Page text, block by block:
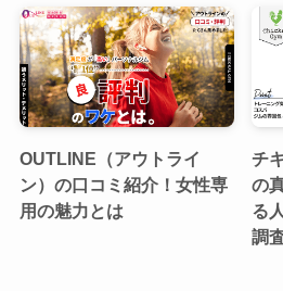
OUTLINE（アウトライ
ン）の口コミ紹介！女性専
用の魅力とは
チ
の
る
調